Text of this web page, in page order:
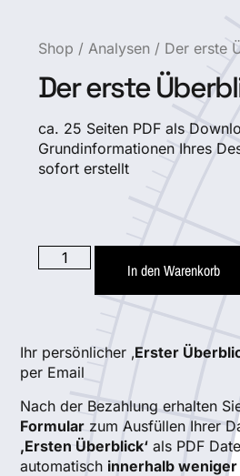
Shop /Analysen / Der erste
Der erste
ca. 25 Seiten PDF als
Grundinformationen Ihres
sofort erstellt
In den Warenkorb
Ihr persönlicher ‚Erster
per Email
Nach der Bezahlung erhalten
Formular zum Ausfüllen Ihrer
‚Ersten Überblick‘ als PDF
automatisch innerhalb